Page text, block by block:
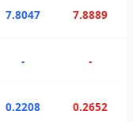
7.8047 7.8889
- -
0.2208 0.2652